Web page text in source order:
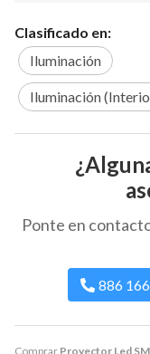
Comprar Proyector Led
Clasificado en:
Iluminación
Iluminación
Ponte en
886